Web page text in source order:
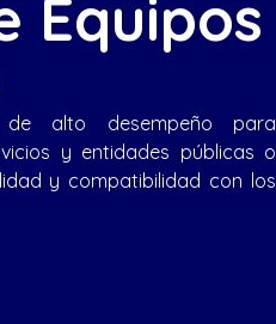
Equipos
de alto desempeño para
y entidades públicas o
y compatibilidad con los